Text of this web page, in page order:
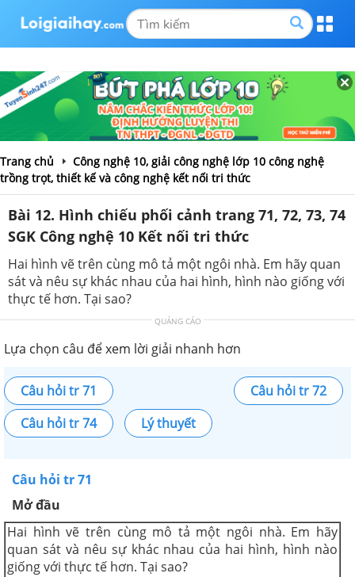
Trang chủ
Công nghệ 10, giải công nghệ lớp 10 công nghệ
trồng trọt, thiết kế và công nghệ kết nối tri thức
Bài 12. Hình chiếu phối cảnh trang 71, 72, 73, 74
SGK Công nghệ 10 Kết nối tri thức
Hai hình vẽ trên cùng mô tả một ngôi nhà. Em hãy quan
sát và nêu sự khác nhau của hai hình, hình nào giống với
thực tế hơn. Tại sao?
QUẢNG CÁO
Lựa chọn câu để xem lời giải nhanh hơn
Câu hỏi tr 71
Câu hỏi tr 72
Câu hỏi tr 74
Lý thuyết
Câu hỏi tr 71
Mở đầu
Hai hình vẽ trên cùng mô tả một ngôi nhà. Em hãy
quan sát và nêu sự khác nhau của hai hình, hình nào
giống với thực tế hơn. Tại sao?